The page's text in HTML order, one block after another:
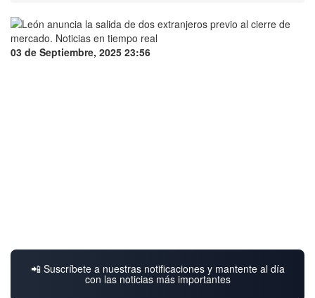
03 de Septiembre, 2025 23:56
📲 Suscríbete a nuestras notificaciones y mantente al día
con las noticias más importantes